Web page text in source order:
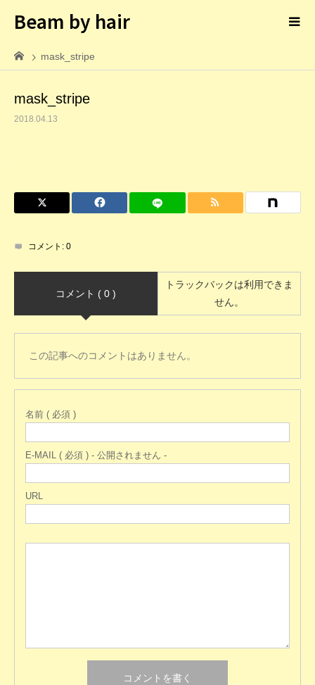
Beam by hair
mask_stripe
mask_stripe
2018.04.13
コメント: 0
コメント ( 0 )
トラックバックは利用できま
せん。
この記事へのコメントはありません。
名前 ( 必須 )
E-MAIL ( 必須 ) - 公開されません -
URL